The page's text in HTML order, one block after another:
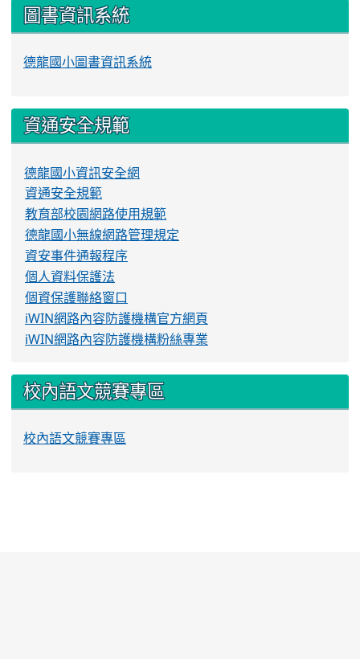
圖書資訊系統
德龍國小圖書資訊系統
資通安全規範
德龍國小資訊安全網
資通安全規範
教育部校園網路使用規範
德龍國小無線網路管理規定
資安事件通報程序
個人資料保護法
個資保護聯絡窗口
iWIN網路內容防護機構官方網頁
iWIN網路內容防護機構粉絲專業
校內語文競賽專區
校內語文競賽專區